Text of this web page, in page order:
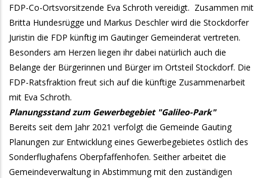
FDP-Co-Ortsvorsitzende Eva Schroth vereidigt. Zusammen mit
Britta Hundesrügge und Markus Deschler wird die Stockdorfer
Juristin die FDP künftig im Gautinger Gemeinderat vertreten.
Besonders am Herzen liegen ihr dabei natürlich auch die
Belange der Bürgerinnen und Bürger im Ortsteil Stockdorf. Die
FDP-Ratsfraktion freut sich auf die künftige Zusammenarbeit
mit Eva Schroth.
Planungsstand zum Gewerbegebiet "Galileo-Park"
Bereits seit dem Jahr 2021 verfolgt die Gemeinde Gauting
Planungen zur Entwicklung eines Gewerbegebietes östlich des
Sonderflughafens Oberpfaffenhofen. Seither arbeitet die
Gemeindeverwaltung in Abstimmung mit den zuständigen